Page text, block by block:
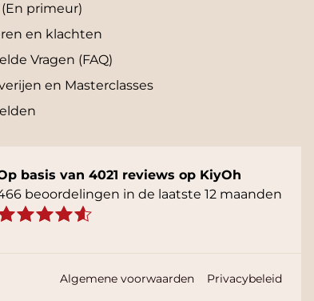
primeur)
en klachten
Vragen (FAQ)
en Masterclasses
basis van 4021 reviews op KiyOh
beoordelingen in de laatste 12 maanden
Algemene voorwaarden Privacybeleid